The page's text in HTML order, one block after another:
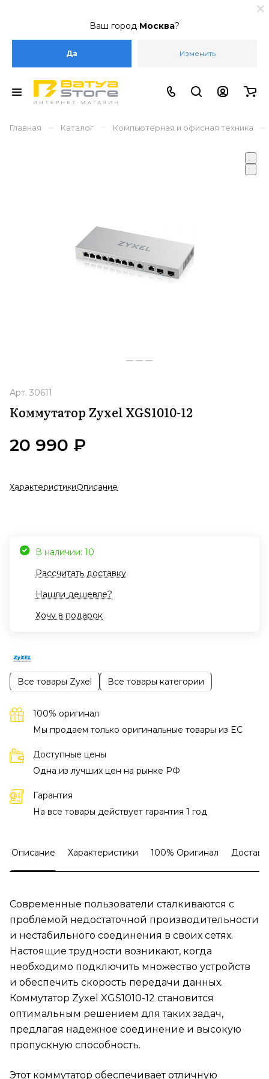
Ваш город Москва?
Да Изменить
Главная – Каталог – Компьютерная и офисная техника –
Арт. 30611
Коммутатор Zyxel XGS1010-12
20 990 ₽
ХарактеристикиОписание
В наличии: 10
Рассчитать доставку
Нашли дешевле?
Хочу в подарок
Все товары Zyxel Все товары категории
100% оригинал
Мы продаем только оригинальные товары из EC
Доступные цены
Одна из лучших цен на рынке РФ
Гарантия
На все товары действует гарантия 1 год
Описание Характеристики 100% Оригинал
Современные пользователи сталкиваются с
проблемой недостаточной производительности
и нестабильного соединения в своих сетях.
Настоящие трудности возникают, когда
необходимо подключить множество устройств
и обеспечить скорость передачи данных.
Коммутатор Zyxel XGS1010-12 становится
оптимальным решением для таких задач,
предлагая надежное соединение и высокую
пропускную способность.
Этот коммутатор обеспечивает отличную